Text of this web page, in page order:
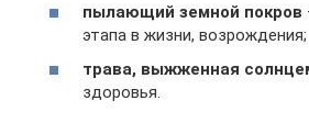
пылающий земной покров
этапа в жизни, возрождения;
трава, выжженная
здоровья.